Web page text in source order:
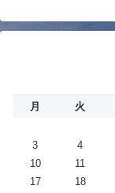
月 火
3
4
10
11
17
18